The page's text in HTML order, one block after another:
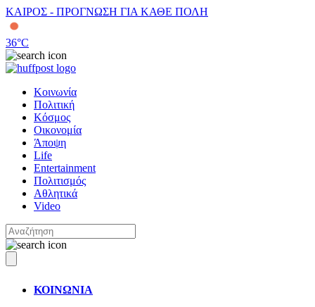
ΚΑΙΡΟΣ - ΠΡΟΓΝΩΣΗ ΓΙΑ ΚΑΘΕ ΠΟΛΗ
36°C
Κοινωνία
Πολιτική
Κόσμος
Οικονομία
Άποψη
Life
Entertainment
Πολιτισμός
Αθλητικά
Video
ΚΟΙΝΩΝΙΑ